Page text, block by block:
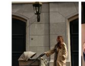
Die Dudlerei
Dominic Marcus
Dominique